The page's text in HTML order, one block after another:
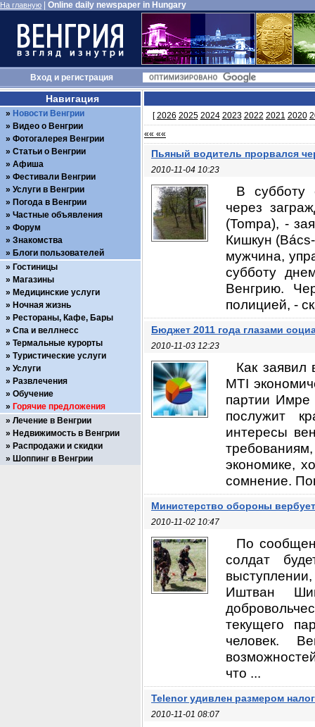
На главную Online daily newspaper in Hungary
Входи регистрация
[2026 2025 2024 2023 2022 2021 2020
«« ««
Пьяный водитель прорвался
2010-11-04 10:23
В субботу
через
(Tompa), -
Кишкун
мужчина,
субботу
Венгрию.
полицией, -
Бюджет 2011 года глазами
2010-11-03 12:23
Как заявил
MTI
партии Имре
послужит
интересы
экономике,
сомнение.
Министерство обороны
2010-11-02 10:47
По
солдат
Иштван
текущего
человек.
что ...
Telenor удивлен размером
2010-11-01 08:07
Навигация
Новости Венгрии
Видео о Венгрии
Фотогалерея Венгрии
Статьи о Венгрии
Афиша
Фестивали Венгрии
Услуги в Венгрии
Погода в Венгрии
Частные объявления
Форум
Знакомства
Блоги пользователей
Гостиницы
Магазины
Медицинские услуги
Ночная жизнь
Рестораны, Кафе, Бары
Спа и веллнесс
Термальные курорты
Туристические услуги
Услуги
Развлечения
Обучение
Горячие предложения
Лечение в Венгрии
Недвижимость в Венгрии
Распродажи и скидки
Шоппинг в Венгрии